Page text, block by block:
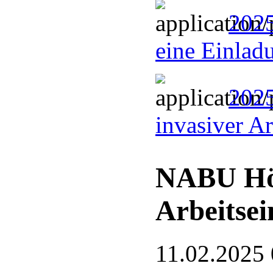
eine
invasiver
NABU
11.02.2025